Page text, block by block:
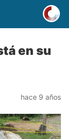
en su
hace 9 años